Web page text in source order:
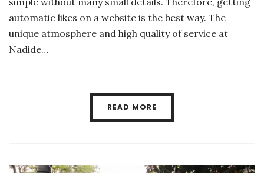
automatic likes on a website is the best way. The
unique atmosphere and high quality of service at
Nadide…
READ MORE